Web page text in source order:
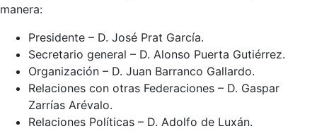
manera:
Presidente – D. José Prat García.
Secretario general – D. Alonso Puerta Gutiérrez.
Organización – D. Juan Barranco Gallardo.
Relaciones con otras Federaciones – D. Gaspar
Zarrías Arévalo.
Relaciones Políticas – D. Adolfo de Luxán.